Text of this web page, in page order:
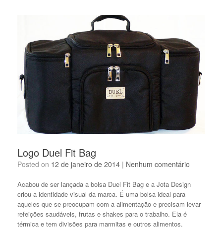
Logo Duel Fit Bag
Posted on 12 de janeiro de 2014 | Nenhum comentário
Acabou de ser lançada a bolsa Duel Fit Bag e a Jota Design
criou a identidade visual da marca. É uma bolsa ideal para
aqueles que se preocupam com a alimentação e precisam levar
refeições saudáveis, frutas e shakes para o trabalho. Ela é
térmica e tem divisões para marmitas e outros alimentos.